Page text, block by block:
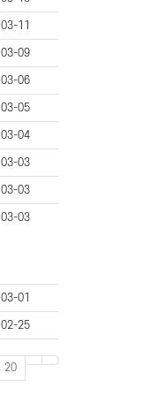
03-11
03-09
03-06
03-05
03-04
03-03
03-03
03-03
03-01
02-25
20